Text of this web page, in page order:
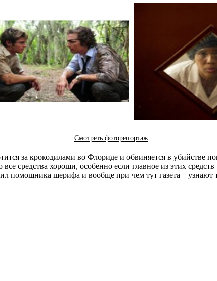
Смотреть фоторепортаж
за крокодилами во Флориде и обвиняется в убийстве
средства хороши, особенно если главное из этих
помощника шерифа и вообще при чем тут газета –